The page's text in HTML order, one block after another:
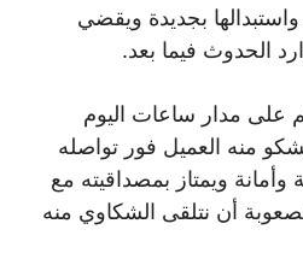
واستبدالها بجديدة ويقضي
الحدوث فيما بعد.
على مدار ساعات اليوم
منه العميل فور تواصله
وأمانة ويمتاز بمصداقيته مع
أن نتلقى الشكاوي منه